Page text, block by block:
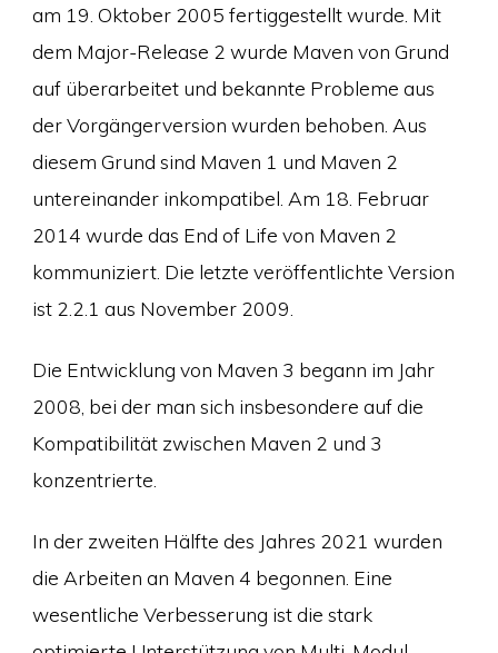
am 19. Oktober 2005 fertiggestellt wurde. Mit
dem Major-Release 2 wurde Maven von Grund
auf überarbeitet und bekannte Probleme aus
der Vorgängerversion wurden behoben. Aus
diesem Grund sind Maven 1 und Maven 2
untereinander inkompatibel. Am 18. Februar
2014 wurde das End of Life von Maven 2
kommuniziert. Die letzte veröffentlichte Version
ist 2.2.1 aus November 2009.
Die Entwicklung von Maven 3 begann im Jahr
2008, bei der man sich insbesondere auf die
Kompatibilität zwischen Maven 2 und 3
konzentrierte.
In der zweiten Hälfte des Jahres 2021 wurden
die Arbeiten an Maven 4 begonnen. Eine
wesentliche Verbesserung ist die stark